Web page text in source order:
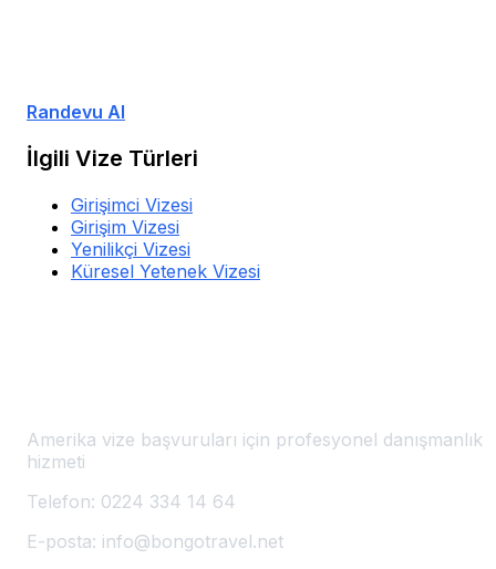
Randevu Al
İlgili Vize Türleri
Girişimci Vizesi
Girişim Vizesi
Yenilikçi Vizesi
Küresel Yetenek Vizesi
Amerika vize başvuruları için profesyonel danışmanlık
hizmeti
Telefon: 0224 334 14 64
E-posta: info@bongotravel.net